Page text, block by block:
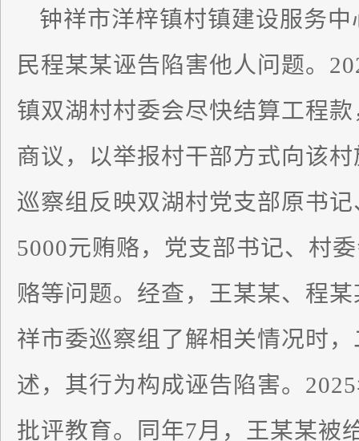
钟祥市洋梓镇村镇建设服务
民程某某诬告陷害他人问题。
镇双湖村村委会尽快结算工程
商议，以举报村干部方式向该
巡察组反映双湖村党支部原书
5000元贿赂，党支部书记、村
赂等问题。经查，王某某、程
祥市委巡察组了解相关情况时
述，其行为构成诬告陷害。
批评教育。同年7月，王某某被